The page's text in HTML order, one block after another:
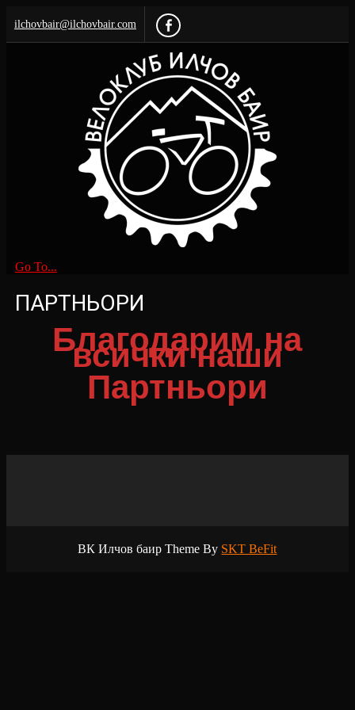
ilchovbair@ilchovbair.com
Go To...
ПАРТНЬОРИ
Благодарим на
всички наши
Партньори
ВК Илчов баир Theme By SKT BeFit